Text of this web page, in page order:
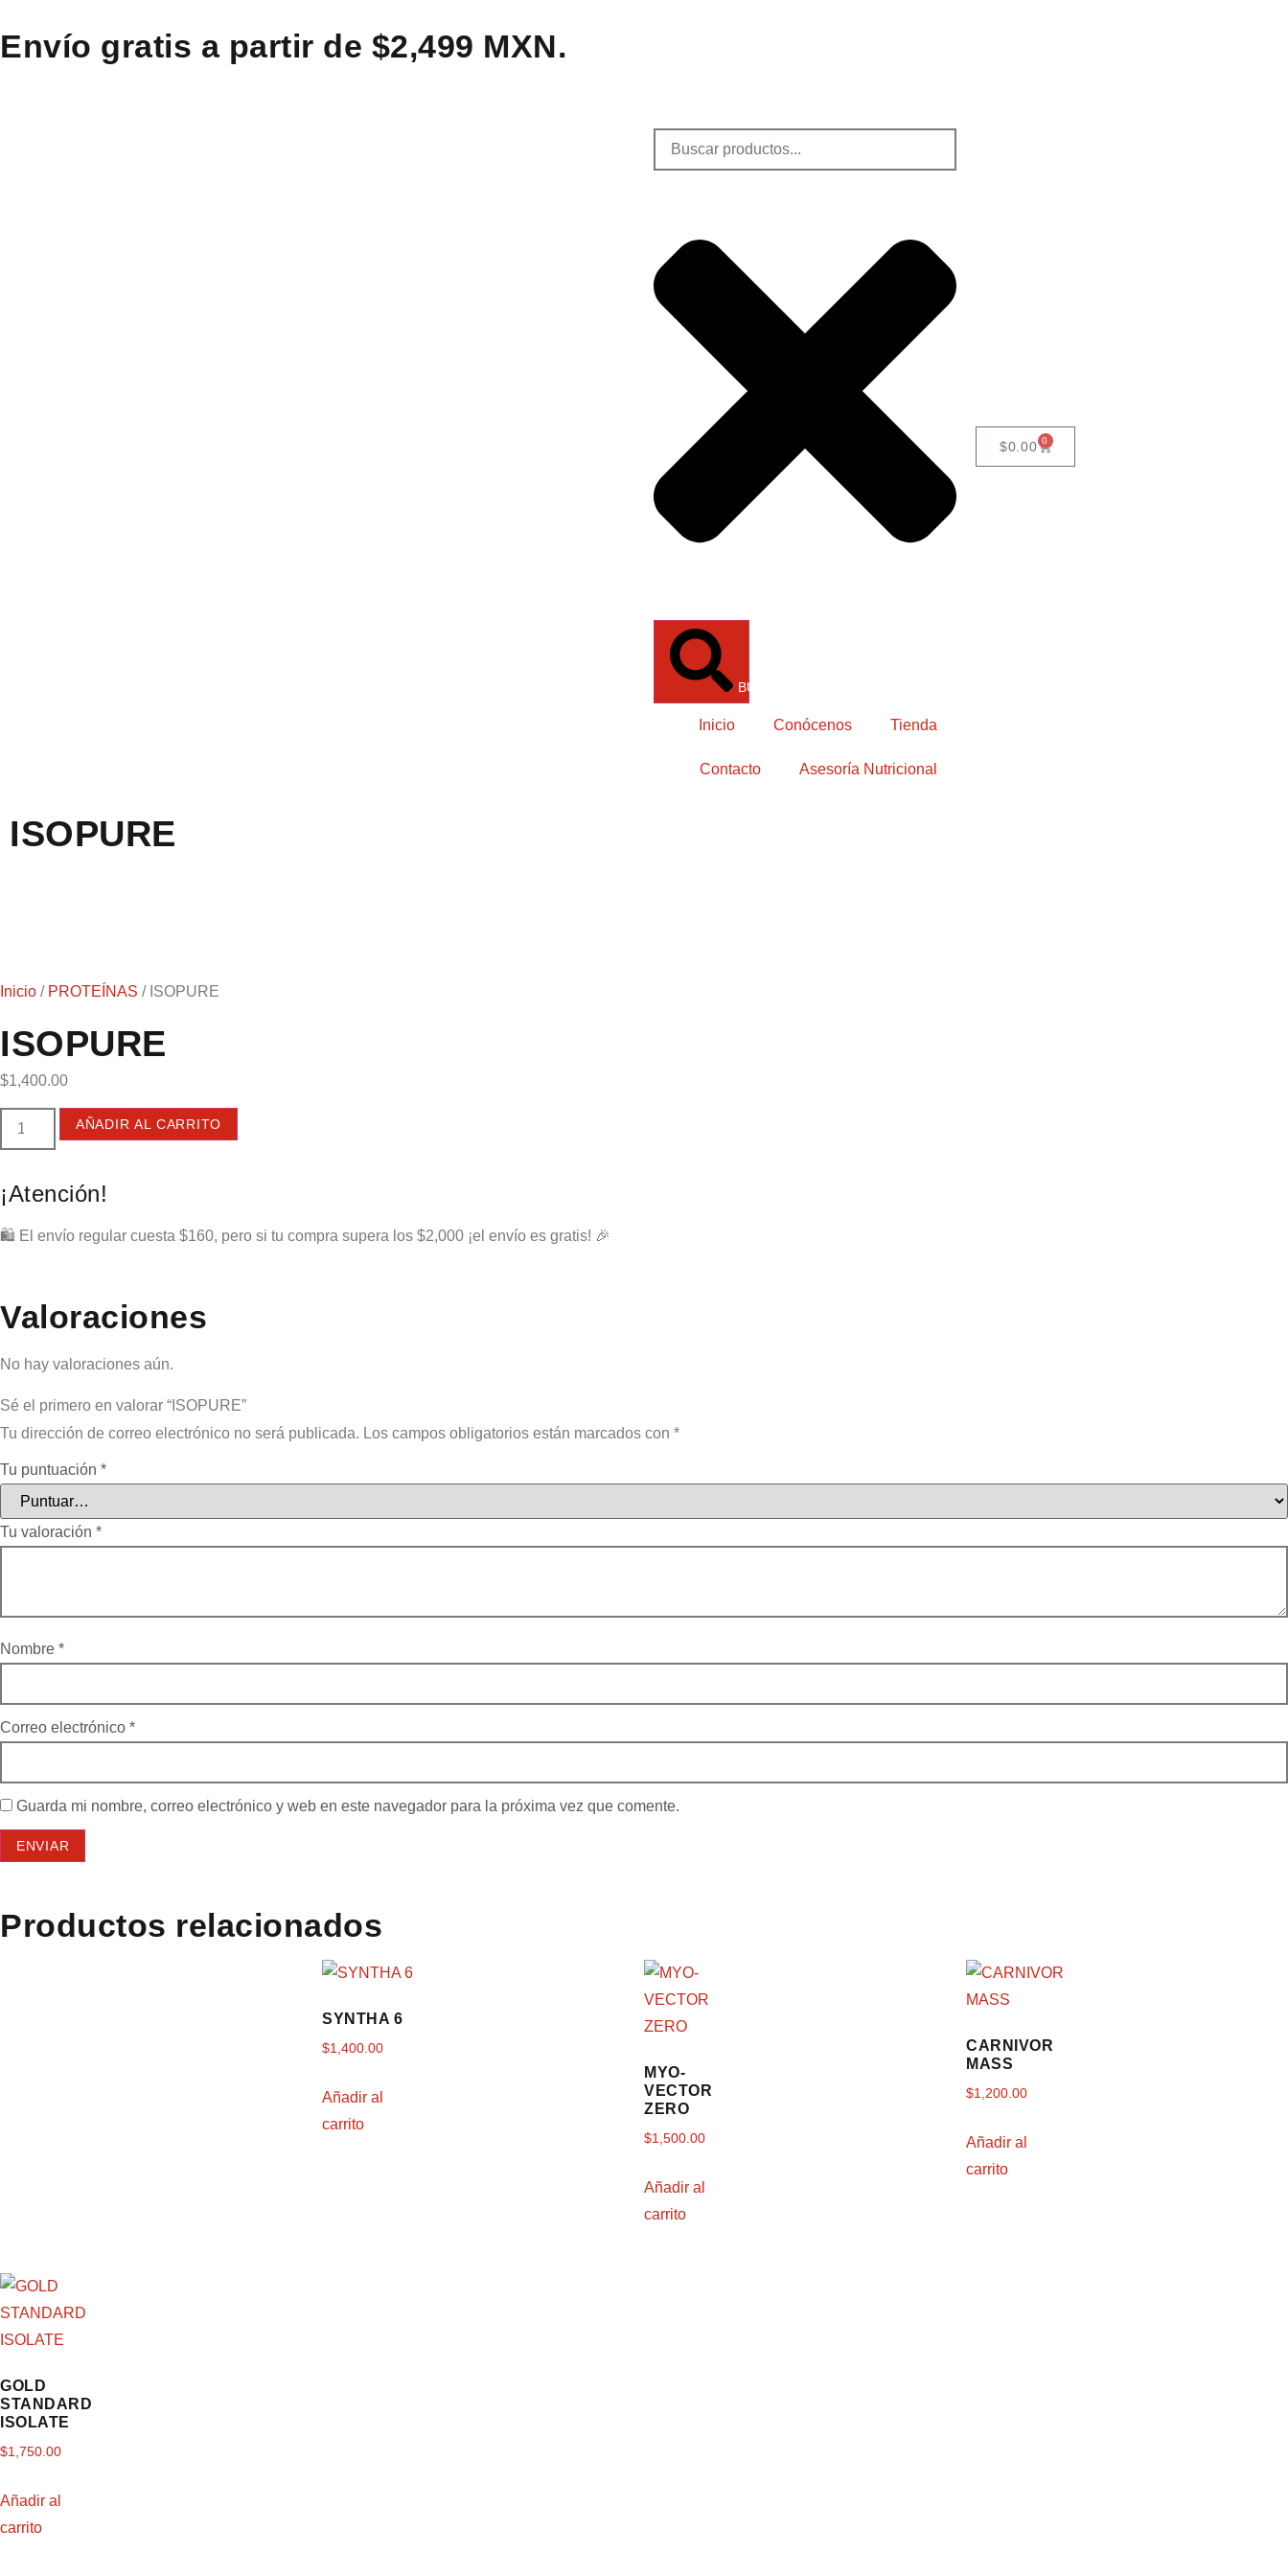
Envío gratis a partir de $2,499 MXN.
BUSCAR
Inicio Conócenos Tienda
Contacto Asesoría Nutricional
$0.00 0
ISOPURE
Inicio / PROTEÍNAS / ISOPURE
ISOPURE
$1,400.00
AÑADIR AL CARRITO
¡Atención!
🛍️ El envío regular cuesta $160, pero si tu compra supera los $2,000 ¡el envío es gratis! 🎉
Valoraciones
No hay valoraciones aún.
Sé el primero en valorar “ISOPURE”
Tu dirección de correo electrónico no será publicada. Los campos obligatorios están marcados con *
Tu puntuación *
Tu valoración *
Nombre *
Correo electrónico *
Guarda mi nombre, correo electrónico y web en este navegador para la próxima vez que comente.
Productos relacionados
SYNTHA 6
$1,400.00
Añadir al
carrito
MYO-
VECTOR
ZERO
$1,500.00
Añadir al
carrito
CARNIVOR
MASS
$1,200.00
Añadir al
carrito
GOLD
STANDARD
ISOLATE
$1,750.00
Añadir al
carrito